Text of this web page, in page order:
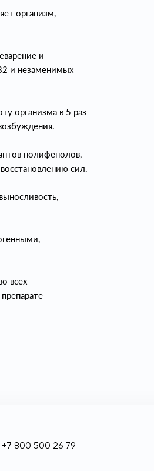
организм,
и
и незаменимых
организма в 5 раз
полифенолов,
сил.
всех
+7 800 500 26 79